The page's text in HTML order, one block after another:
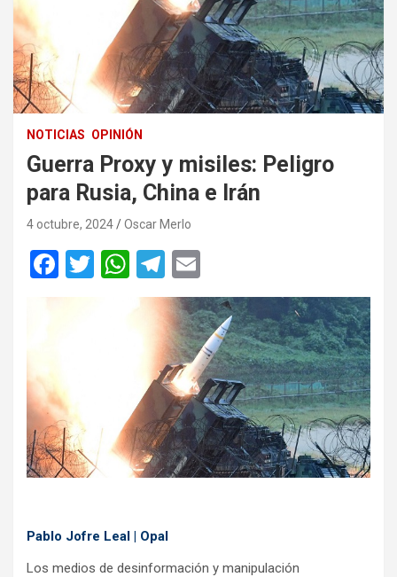
NOTICIAS OPINIÓN
Guerra Proxy y misiles: Peligro
para Rusia, China e Irán
4 octubre, 2024 Oscar Merlo
F
a
o
o
k
T
W
h
p
p
T
el
e
gr
a
m
m
ail
Pablo Jofre Leal | Opal
Los medios de desinformación y manipulación